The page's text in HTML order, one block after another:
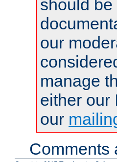
should
our
manage
either our
our
Comments